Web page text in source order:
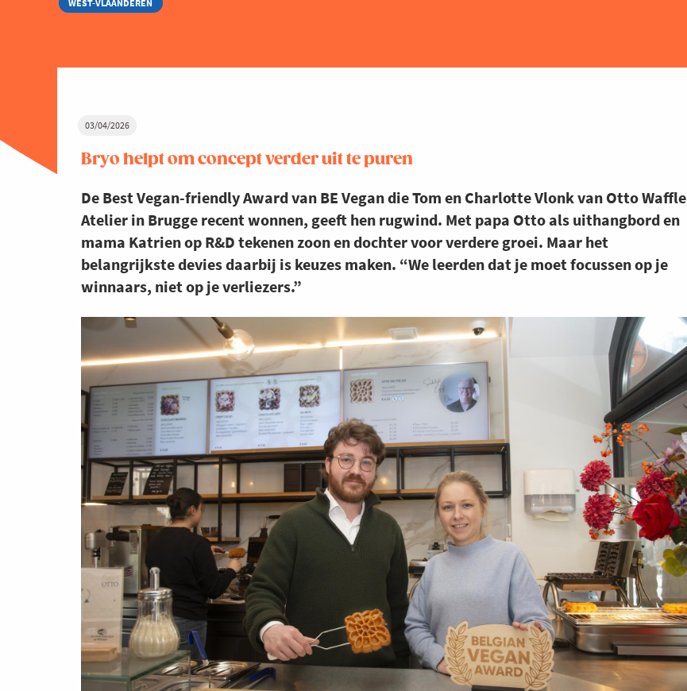
WEST-VLAANDEREN
03/04/2026
Bryo helpt om concept verder uit te puren
De Best Vegan-friendly Award van BE Vegan die Tom en Charlotte Vlonk van Otto Waffle
Atelier in Brugge recent wonnen, geeft hen rugwind. Met papa Otto als uithangbord en
mama Katrien op R&D tekenen zoon en dochter voor verdere groei. Maar het
belangrijkste devies daarbij is keuzes maken. “We leerden dat je moet focussen op je
winnaars, niet op je verliezers.”